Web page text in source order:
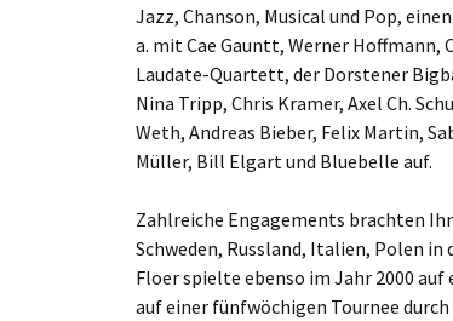
Jazz, Chanson, Musical und Pop,
a. mit Cae Gauntt, Werner Hoffmann,
Laudate-Quartett, der Dorstener
Nina Tripp, Chris Kramer, Axel Ch.
Weth, Andreas Bieber, Felix Martin,
Müller, Bill Elgart und Bluebelle auf.
Zahlreiche Engagements brachten
Schweden, Russland, Italien, Polen in
Floer spielte ebenso im Jahr 2000 auf
auf einer fünfwöchigen Tournee